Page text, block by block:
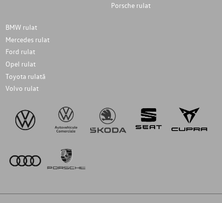
Porsche rulat
BMW rulat
Mercedes rulat
Ford rulat
Opel rulat
Toyota rulată
Volvo rulat